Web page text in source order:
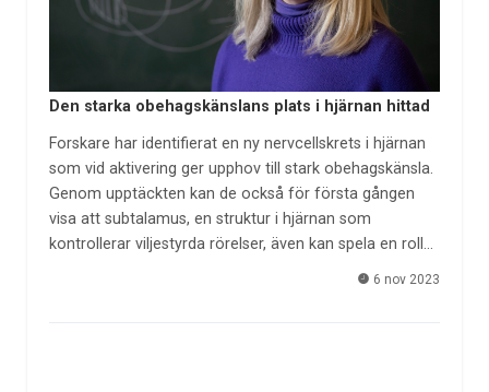
Den starka obehagskänslans plats i hjärnan hittad
Forskare har identifierat en ny nervcellskrets i hjärnan
som vid aktivering ger upphov till stark obehagskänsla.
Genom upptäckten kan de också för första gången
visa att subtalamus, en struktur i hjärnan som
kontrollerar viljestyrda rörelser, även kan spela en roll…
6 nov 2023